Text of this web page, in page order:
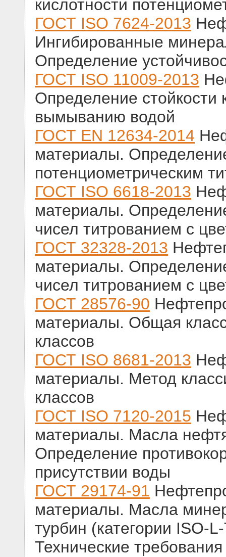
кислотности
ГОСТ ISO 7624-2013
Ингибированные
Определение
ГОСТ ISO 11009-2013
Определение стойкости
вымыванию водой
ГОСТ EN 12634-2014
материалы.
потенциометрическим
ГОСТ ISO 6618-2013
материалы.
чисел титрованием с
ГОСТ 32328-2013
материалы.
чисел титрованием с
ГОСТ 28576-90
материалы. Общая
классов
ГОСТ ISO 8681-2013
материалы. Метод
классов
ГОСТ ISO 7120-2015
материалы. Масла
Определение
присутствии воды
ГОСТ 29174-91
материалы. Масла
турбин (категории ISО-
Технические требования